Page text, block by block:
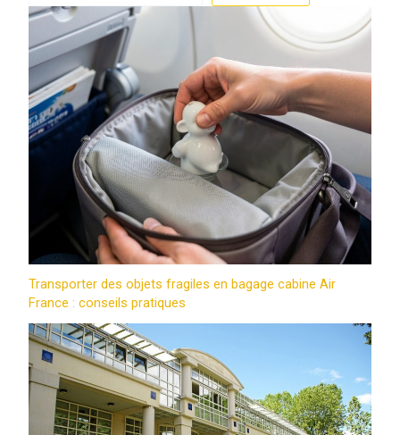
Transporter des objets fragiles en bagage cabine Air
France : conseils pratiques